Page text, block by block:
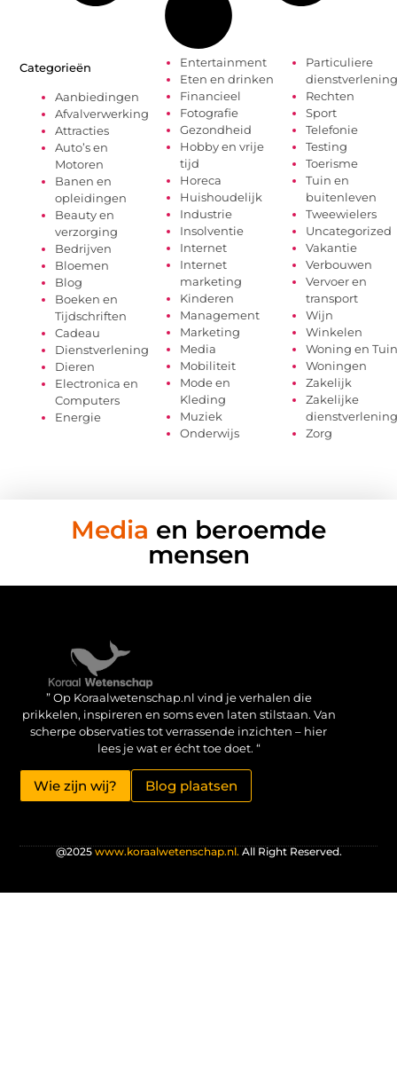
Categorieën
Aanbiedingen
Afvalverwerking
Attracties
Auto’s en
Motoren
Banen en
opleidingen
Beauty en
verzorging
Bedrijven
Bloemen
Blog
Boeken en
Tijdschriften
Cadeau
Dienstverlening
Dieren
Electronica en
Computers
Energie
Entertainment
Eten en drinken
Financieel
Fotografie
Gezondheid
Hobby en vrije
tijd
Horeca
Huishoudelijk
Industrie
Insolventie
Internet
Internet
marketing
Kinderen
Management
Marketing
Media
Mobiliteit
Mode en
Kleding
Muziek
Onderwijs
Particuliere
dienstverlening
Rechten
Sport
Telefonie
Testing
Toerisme
Tuin en
buitenleven
Tweewielers
Uncategorized
Vakantie
Verbouwen
Vervoer en
transport
Wijn
Winkelen
Woning en Tuin
Woningen
Zakelijk
Zakelijke
dienstverlening
Zorg
Media en beroemde
mensen
” Op Koraalwetenschap.nl vind je verhalen die
prikkelen, inspireren en soms even laten stilstaan. Van
scherpe observaties tot verrassende inzichten – hier
lees je wat er écht toe doet. “
Wie zijn wij? Blog plaatsen
@2025www.koraalwetenschap.nl.All Right Reserved.